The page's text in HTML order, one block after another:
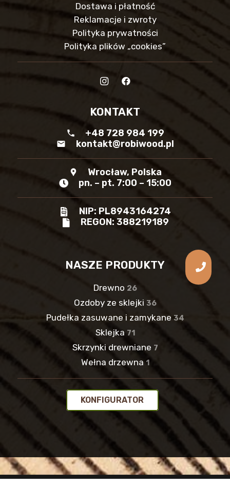
Dostawa i płatność
Reklamacje i zwroty
Polityka prywatności
Polityka plików „cookies”
KONTAKT
phone +48 728 984 199
mail kontakt@robiwood.pl
location_pin
Wrocław, Polska
pn. – pt. 7:00 – 15:00
NIP: PL8943164274
REGON: 388219189
NASZE PRODUKTY
Drewno 26
Ozdoby ze sklejki 36
Pudełka zasuwane i zamykane 34
Sklejka 71
Skrzynki drewniane 7
Wełna drzewna 1
KONFIGURATOR